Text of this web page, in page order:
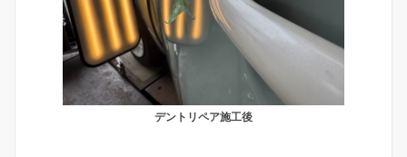
デントリペア施工後